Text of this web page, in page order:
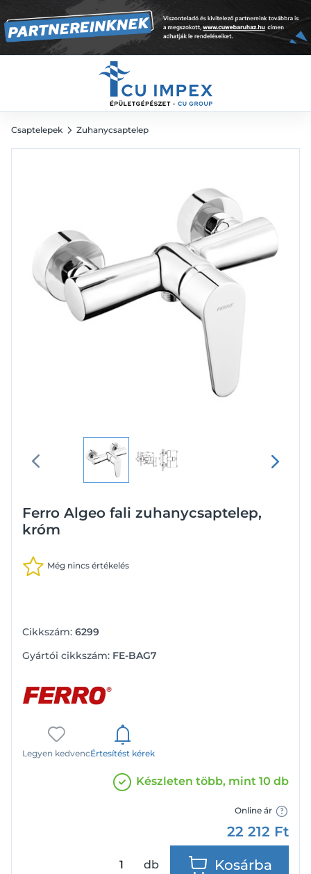
Csaptelepek Zuhanycsaptelep
Ferro Algeo fali zuhanycsaptelep,
króm
Még nincs értékelés
Cikkszám: 6299
Gyártói cikkszám: FE-BAG7
Legyen kedvencÉrtesítést kérek
Készleten több, mint 10 db
Online ár
22 212 Ft
db Kosárba
22 212 Ft